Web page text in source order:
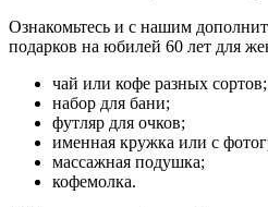
Ознакомьтесь и с нашим
подарков на юбилей 60 лет для
чай или кофе разных сортов;
набор для бани;
футляр для очков;
именная кружка или с
массажная подушка;
кофемолка.